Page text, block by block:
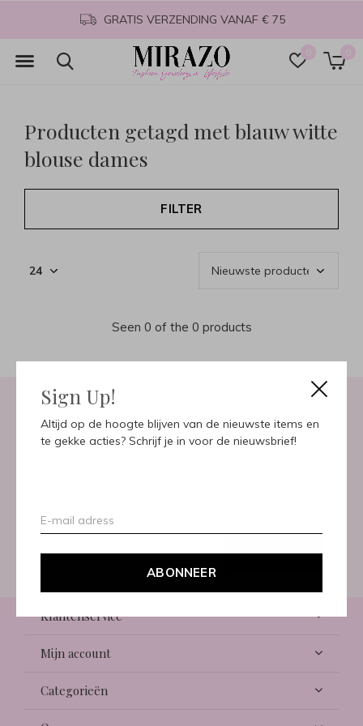
Sign Up!
Altijd op de hoogte blijven van de nieuwste items en
te gekke acties? Schrijf je in voor de nieuwsbrief!
ABONNEER
0 0
GRATIS VERZENDING VANAF € 75
Producten getagd met blauw witte
blouse dames
FILTER
Seen 0 of the 0 products
Meld je aan voor onze
ABONNEER
Klantenservice
Mijn account
Categorieën